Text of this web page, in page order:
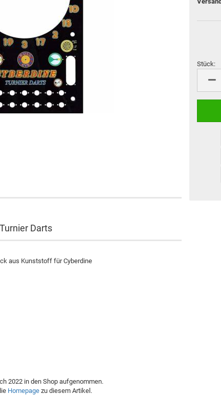
Flight Marke "Cosmo Fit
Flight"
Sonderformen
Flight Großpackungen
Flight Marke "8 Flight"
L-Style Flights
Cosmo Darts Schäfte
Marke "Nexus"
Stück:
Stück
Darts
aus Kunststoff für Cyberdine
2022 in den Shop aufgenommen.
Homepage zu diesem Artikel.